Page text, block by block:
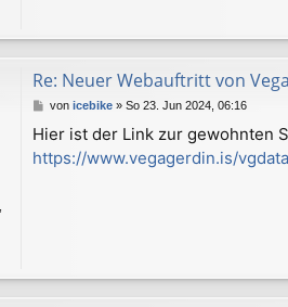
Re: Neuer Webauftritt von
B
i
t
von icebike» So 23. Jun 2024, 06:16
Hier ist der Link zur gewohnten
https://www.vegagerdin.is/